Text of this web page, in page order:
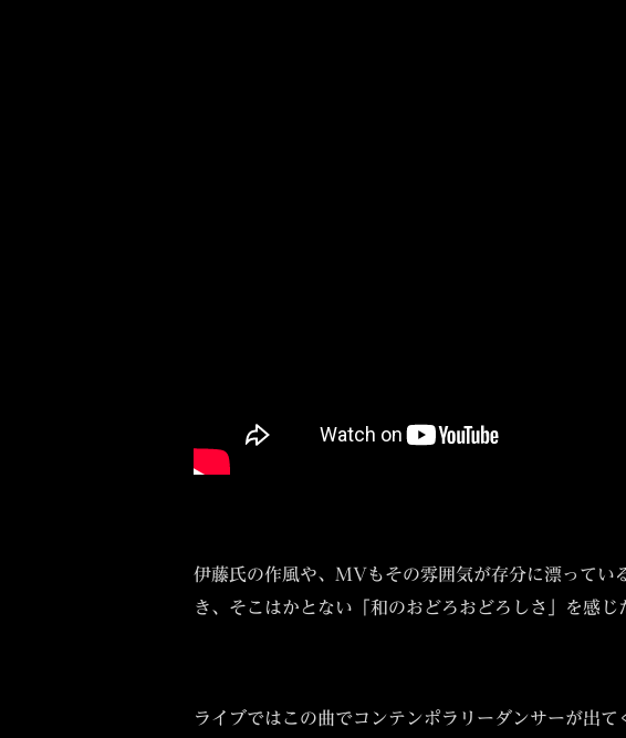
伊藤氏の作風や、MVもその雰囲気が存分に漂ってい
き、そこはかとない「和のおどろおどろしさ」を感じ
ライブではこの曲でコンテンポラリーダンサーが出て